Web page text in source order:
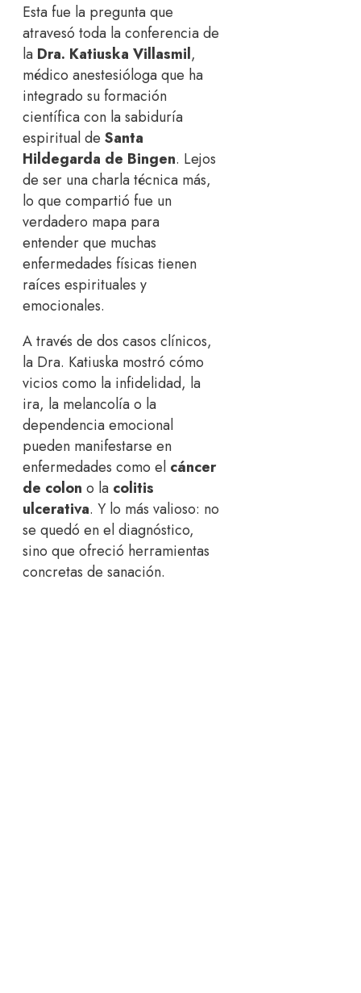
Esta fue la pregunta que
atravesó toda la conferencia de
la Dra. Katiuska Villasmil,
médico anestesióloga que ha
integrado su formación
científica con la sabiduría
espiritual de Santa
Hildegarda de Bingen. Lejos
de ser una charla técnica más,
lo que compartió fue un
verdadero mapa para
entender que muchas
enfermedades físicas tienen
raíces espirituales y
emocionales.
A través de dos casos clínicos,
la Dra. Katiuska mostró cómo
vicios como la infidelidad, la
ira, la melancolía o la
dependencia emocional
pueden manifestarse en
enfermedades como el cáncer
de colon o la colitis
ulcerativa. Y lo más valioso: no
se quedó en el diagnóstico,
sino que ofreció herramientas
concretas de sanación.